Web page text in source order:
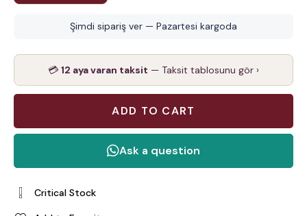
Şimdi sipariş ver — Pazartesi kargoda
💳 12 aya varan taksit — Taksit tablosunu gör ›
Critical Stock